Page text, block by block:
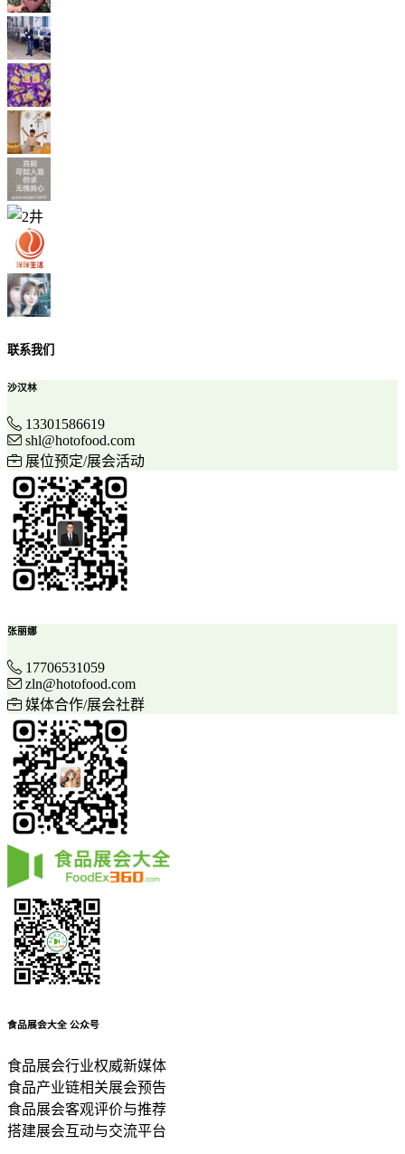
联系我们
沙汉林
13301586619
shl@hotofood.com
展位预定/展会活动
张丽娜
17706531059
zln@hotofood.com
媒体合作/展会社群
食品展会大全 公众号
食品展会行业权威新媒体
食品产业链相关展会预告
食品展会客观评价与推荐
搭建展会互动与交流平台